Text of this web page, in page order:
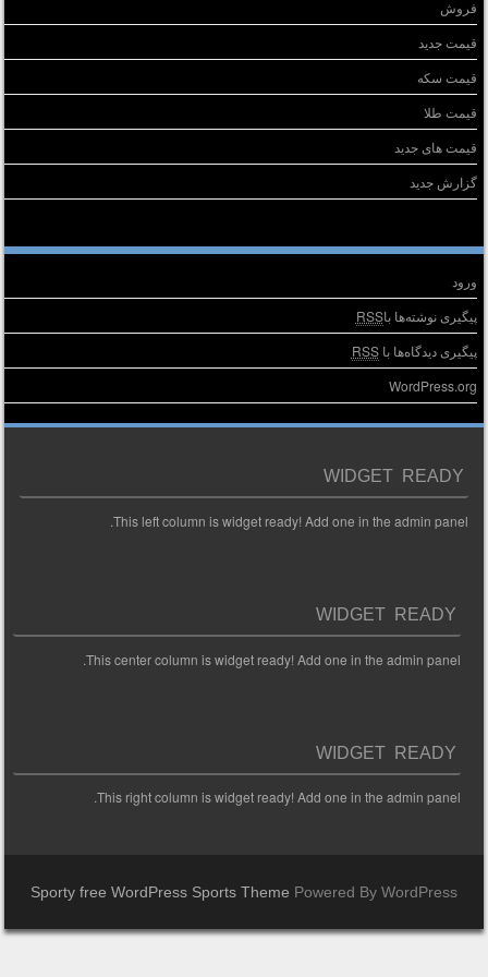
فروش
قیمت جدید
قیمت سکه
قیمت طلا
قیمت های جدید
گزارش جدید
ورود
پیگیری نوشته‌ها باRSS
پیگیری دیدگاه‌ها باRSS
WordPress.org
WIDGET READY
This left column is widget ready! Add one in the admin panel.
WIDGET READY
This center column is widget ready! Add one in the admin panel.
WIDGET READY
This right column is widget ready! Add one in the admin panel.
Sporty free WordPress Sports ThemePowered By WordPress